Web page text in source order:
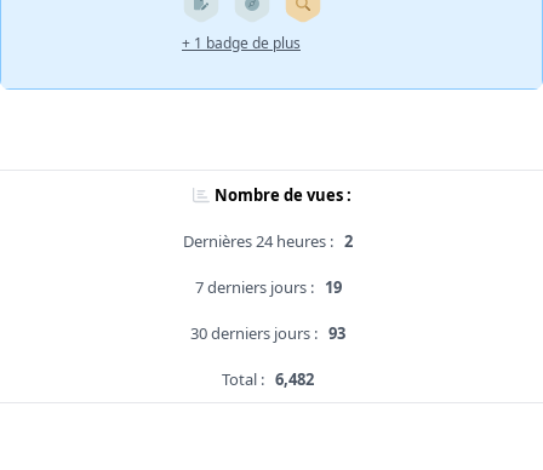
+ 1 badge de plus
Nombre de vues :
Dernières 24 heures : 2
7 derniers jours : 19
30 derniers jours : 93
Total : 6,482